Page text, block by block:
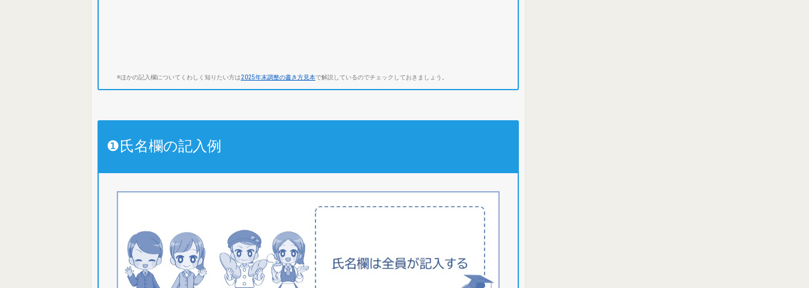
※ほかの記入欄についてくわしく知りたい方は2025年末調整の書き方見本で解説しているのでチェックしておきましょう。
❶氏名欄の記入例